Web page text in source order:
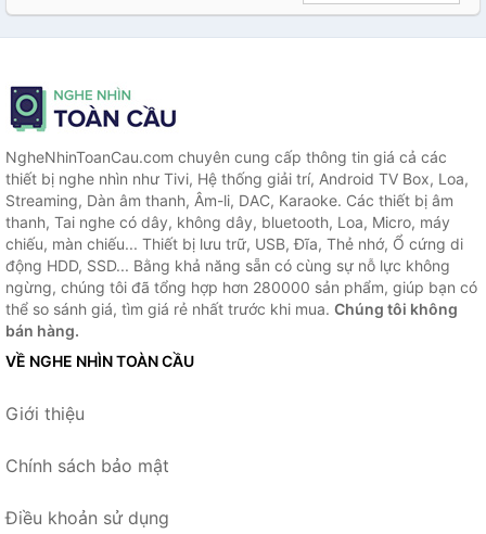
NgheNhinToanCau.com chuyên cung cấp thông tin giá cả các
thiết bị nghe nhìn như Tivi, Hệ thống giải trí, Android TV Box, Loa,
Streaming, Dàn âm thanh, Âm-li, DAC, Karaoke. Các thiết bị âm
thanh, Tai nghe có dây, không dây, bluetooth, Loa, Micro, máy
chiếu, màn chiếu... Thiết bị lưu trữ, USB, Đĩa, Thẻ nhớ, Ổ cứng di
động HDD, SSD... Bằng khả năng sẵn có cùng sự nỗ lực không
ngừng, chúng tôi đã tổng hợp hơn 280000 sản phẩm, giúp bạn có
thể so sánh giá, tìm giá rẻ nhất trước khi mua. Chúng tôi không
bán hàng.
VỀ NGHE NHÌN TOÀN CẦU
Giới thiệu
Chính sách bảo mật
Điều khoản sử dụng